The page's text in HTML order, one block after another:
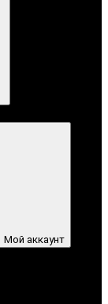
Мой аккаунт